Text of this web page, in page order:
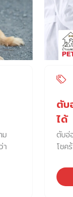
ม
า
ตับ
ได้
ตับอ่
โชค